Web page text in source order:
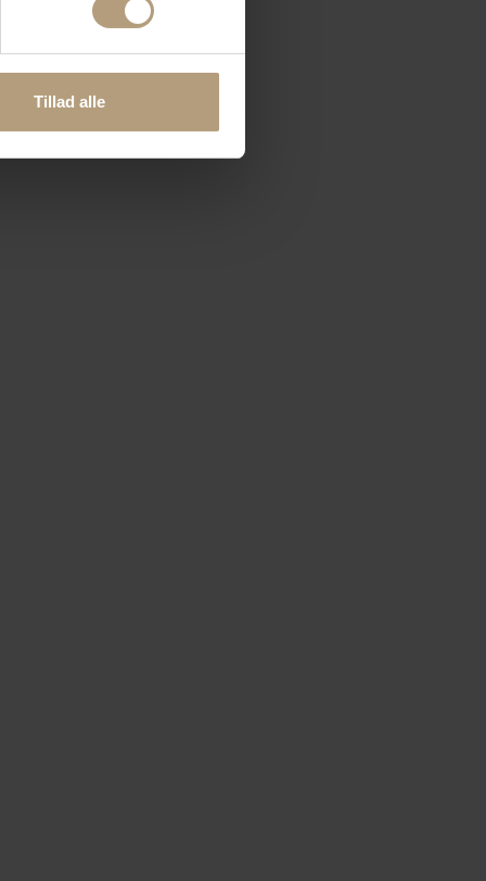
oplysninger, du har givet
Tillad alle